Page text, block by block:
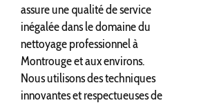
assure une qualité de service
inégalée dans le domaine du
nettoyage professionnel à
Montrouge et aux environs.
Nous utilisons des techniques
innovantes et respectueuses de